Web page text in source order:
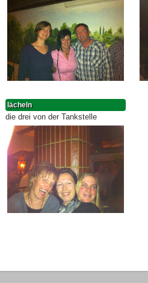
lächeln
die drei von der Tankstelle